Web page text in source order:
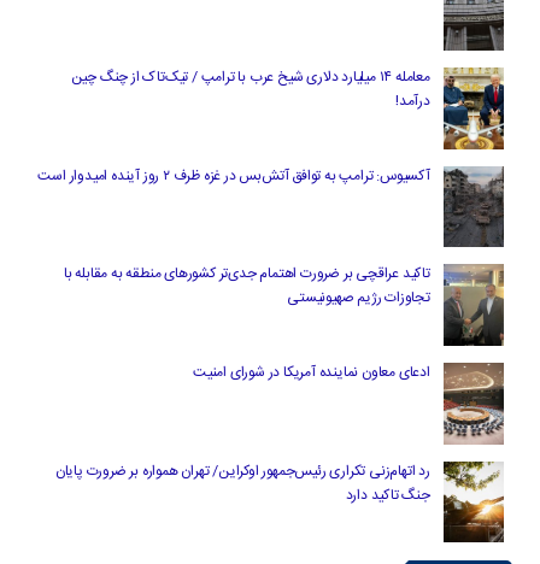
معامله ۱۴ میلیارد دلاری شیخ عرب با ترامپ / تیک‌تاک از چنگ چین
درآمد!
آکسیوس: ترامپ به توافق آتش‌بس در غزه ظرف ۲ روز آینده امیدوار است
تاکید عراقچی بر ضرورت اهتمام جدی‌تر کشورهای منطقه به مقابله با
تجاوزات رژیم صهیونیستی
ادعای معاون نماینده آمریکا در شورای امنیت
رد اتهام‌زنی تکراری رئیس‌جمهور اوکراین/ تهران همواره بر ضرورت پایان
جنگ تاکید دارد